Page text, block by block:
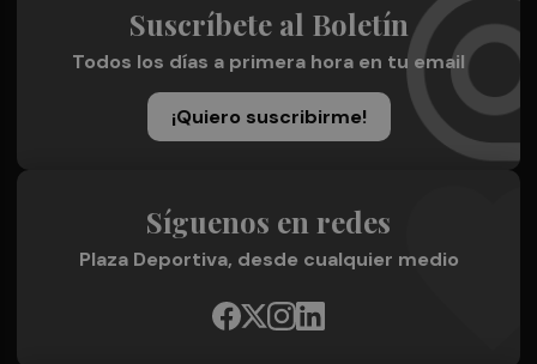
Suscríbete al Boletín
Todos los días a primera hora en tu email
¡Quiero suscribirme!
Síguenos en redes
Plaza Deportiva, desde cualquier medio